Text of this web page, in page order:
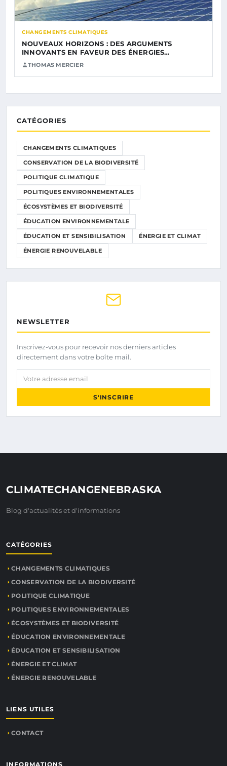
CHANGEMENTS CLIMATIQUES
NOUVEAUX HORIZONS : DES ARGUMENTS
INNOVANTS EN FAVEUR DES ÉNERGIES…
THOMAS MERCIER
CATÉGORIES
CHANGEMENTS CLIMATIQUES
CONSERVATION DE LA BIODIVERSITÉ
POLITIQUE CLIMATIQUE
POLITIQUES ENVIRONNEMENTALES
ÉCOSYSTÈMES ET BIODIVERSITÉ
ÉDUCATION ENVIRONNEMENTALE
ÉDUCATION ET SENSIBILISATION ÉNERGIE ET CLIMAT
ÉNERGIE RENOUVELABLE
NEWSLETTER
Inscrivez-vous pour recevoir nos derniers articles
directement dans votre boîte mail.
Votre adresse email
S'INSCRIRE
CLIMATECHANGENEBRASKA
Blog d'actualités et d'informations
CATÉGORIES
CHANGEMENTS CLIMATIQUES
CONSERVATION DE LA BIODIVERSITÉ
POLITIQUE CLIMATIQUE
POLITIQUES ENVIRONNEMENTALES
ÉCOSYSTÈMES ET BIODIVERSITÉ
ÉDUCATION ENVIRONNEMENTALE
ÉDUCATION ET SENSIBILISATION
ÉNERGIE ET CLIMAT
ÉNERGIE RENOUVELABLE
LIENS UTILES
CONTACT
INFORMATIONS